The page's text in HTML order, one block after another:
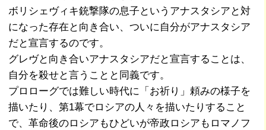
ボリシェヴィキ銃撃隊の息子というアナスタシアと対
になった存在と向き合い、ついに自分がアナスタシア
だと宣言するのです。
グレヴと向き合いアナスタシアだと宣言することは、
自分を殺せと言うことと同義です。
プロローグでは難しい時代に「お祈り」頼みの様子を
描いたり、第1幕でロシアの人々を描いたりすること
で、革命後のロシアもひどいが帝政ロシアもロマノフ